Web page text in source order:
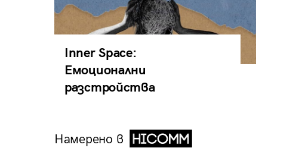
Inner Space:
Емоционални
разстройства
Намерено в